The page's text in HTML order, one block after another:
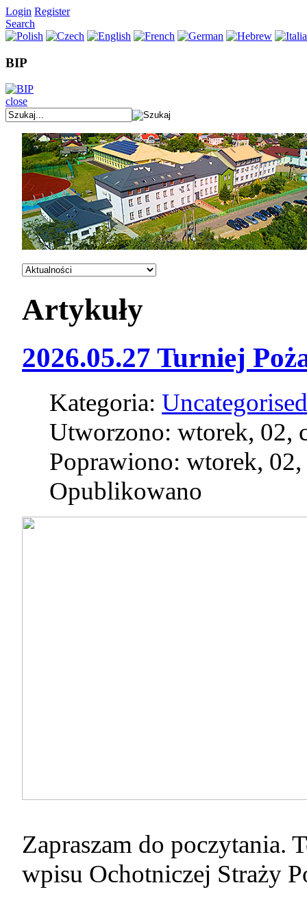
Login Register
Search
BIP
close
Artykuły
2026.05.27 Turniej
Kategoria:
Utworzono: wtorek, 02,
Poprawiono: wtorek,
Opublikowano
Zapraszam do poczytania.
wpisu Ochotniczej Straży